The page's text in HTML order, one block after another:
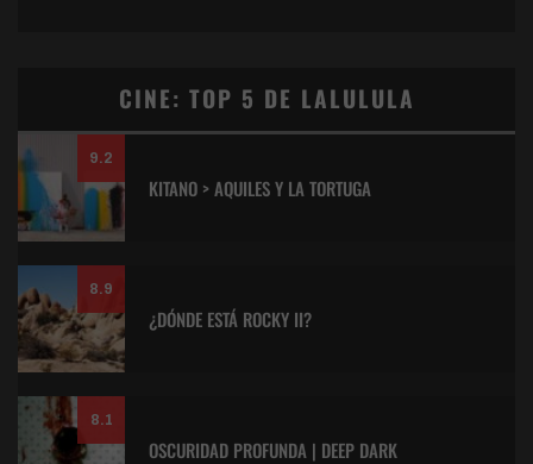
CINE: TOP 5 DE LALULULA
9.2
KITANO > AQUILES Y LA TORTUGA
8.9
¿DÓNDE ESTÁ ROCKY II?
8.1
OSCURIDAD PROFUNDA | DEEP DARK